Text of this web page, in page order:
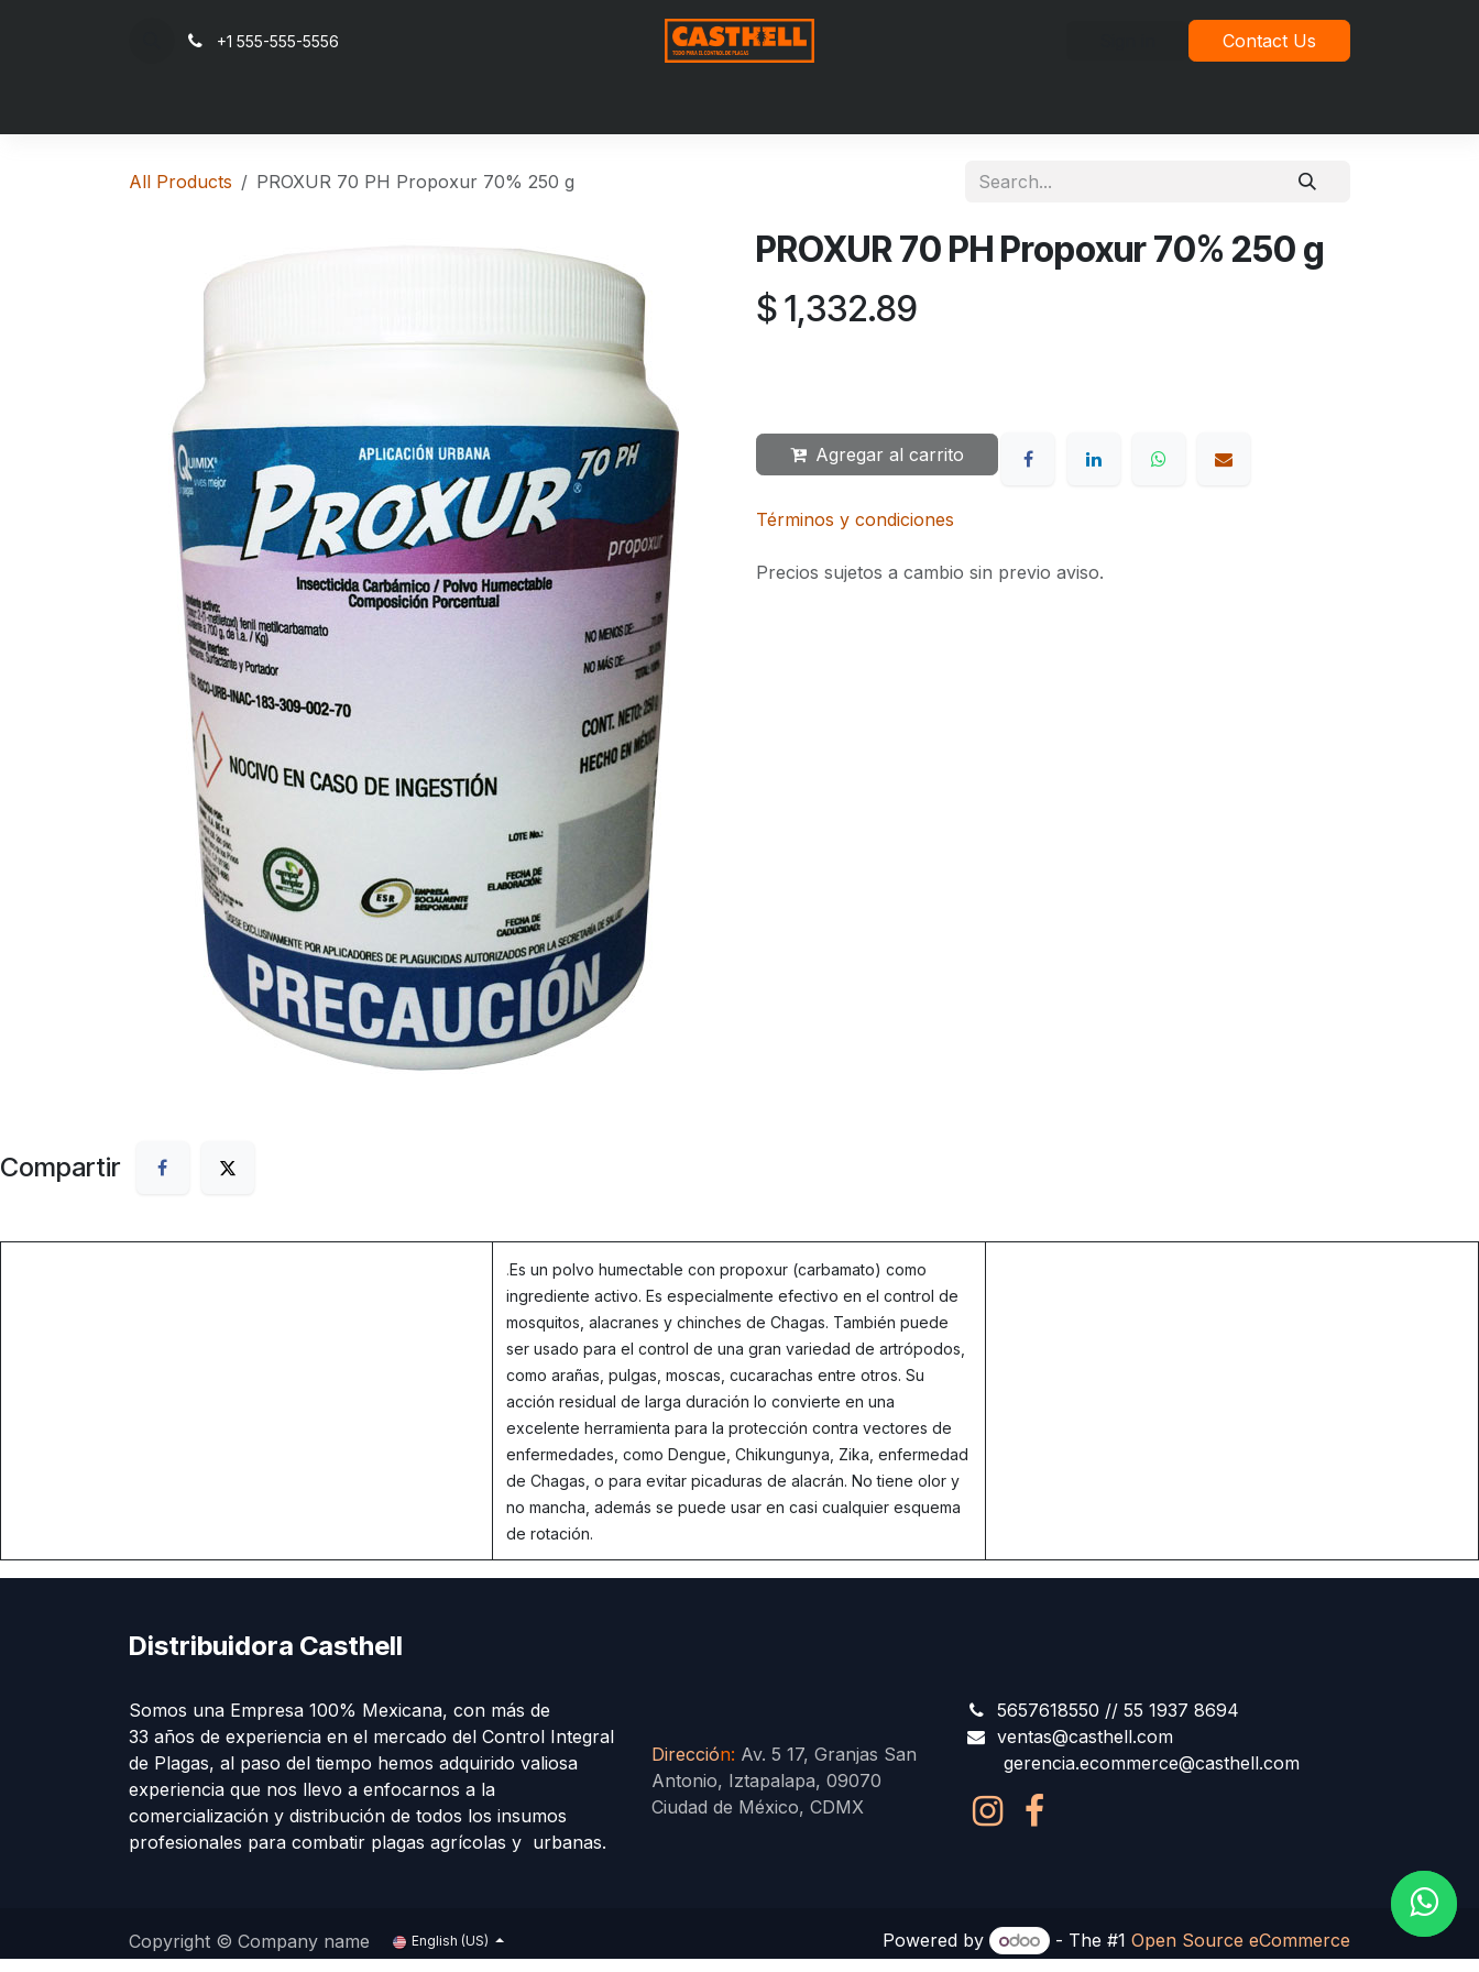
+1 555-555-5556 Contact Us
All Products PROXUR 70 PH Propoxur 70% 250 g
PROXUR 70 PH Propoxur 70% 250 g
$1,332.89
Agregar al carrito
Términos y condiciones
Precios sujetos a cambio sin previo aviso.
Compartir
.Es un polvo humectable con propoxur (carbamato) como
ingrediente activo. Es especialmente efectivo en el control de
mosquitos, alacranes y chinches de Chagas. También puede
ser usado para el control de una gran variedad de artrópodos,
como arañas, pulgas, moscas, cucarachas entre otros. Su
acción residual de larga duración lo convierte en una
excelente herramienta para la protección contra vectores de
enfermedades, como Dengue, Chikungunya, Zika, enfermedad
de Chagas, o para evitar picaduras de alacrán. No tiene olor y
no mancha, además se puede usar en casi cualquier esquema
de rotación.
Distribuidora Casthell
Somos una Empresa 100% Mexicana, con más de
33 años de experiencia en el mercado del Control Integral
de Plagas, al paso del tiempo hemos adquirido valiosa
experiencia que nos llevo a enfocarnos a la
comercialización y distribución de todos los insumos
profesionales para combatir plagas agrícolas y urbanas.
Dirección: Av. 5 17, Granjas San
Antonio, Iztapalapa, 09070
Ciudad de México, CDMX
5657618550 // 55 1937 8694
ventas@casthell.com
gerencia.ecommerce@casthell.com
Copyright © Company name English (US) Powered by - The #1 Open Source eCommerce